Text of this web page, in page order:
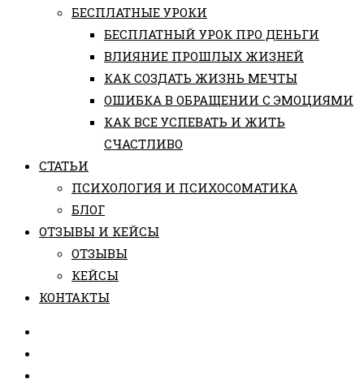
БЕСПЛАТНЫЕ УРОКИ
БЕСПЛАТНЫЙ УРОК ПРО ДЕНЬГИ
ВЛИЯНИЕ ПРОШЛЫХ ЖИЗНЕЙ
КАК СОЗДАТЬ ЖИЗНЬ МЕЧТЫ
ОШИБКА В ОБРАЩЕНИИ С ЭМОЦИЯМИ
КАК ВСЕ УСПЕВАТЬ И ЖИТЬ
СЧАСТЛИВО
СТАТЬИ
ПCИХОЛОГИЯ И ПСИХОСОМАТИКА
БЛОГ
ОТЗЫВЫ И КЕЙСЫ
ОТЗЫВЫ
КЕЙСЫ
КОНТАКТЫ